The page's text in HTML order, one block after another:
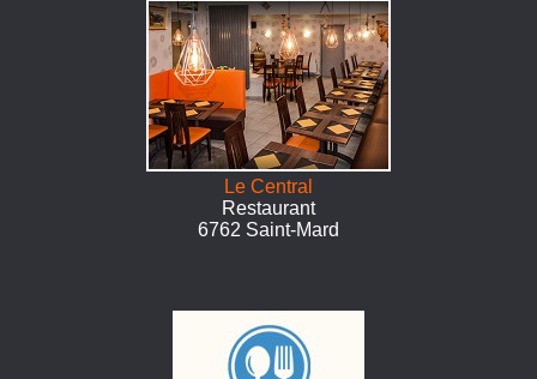
Le Central
Restaurant
6762 Saint-Mard